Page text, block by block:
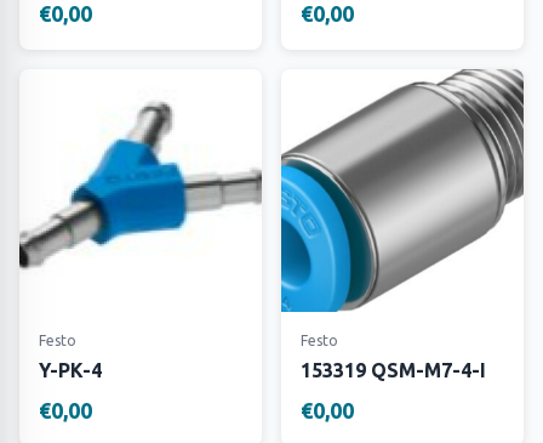
€0,00 €0,00
Festo
Y-PK-4
€0,00
Festo
153319 QSM-M7-4-I
€0,00